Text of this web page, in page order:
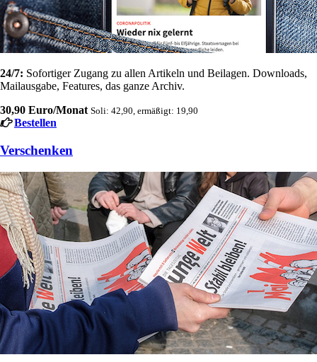
24/7: Sofortiger Zugang zu allen Artikeln und Beilagen. Downloads,
Mailausgabe, Features, das ganze Archiv.
30,90 Euro/Monat Soli: 42,90, ermäßigt: 19,90
Bestellen
Verschenken